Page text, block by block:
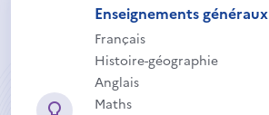
Enseignements généraux
Français
Histoire-géographie
Anglais
Maths